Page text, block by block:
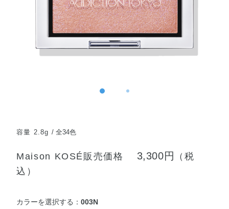
容量 2.8g 全34色
Maison KOSÉ販売価格 3,300円
（税
込）
カラーを選択する：003N